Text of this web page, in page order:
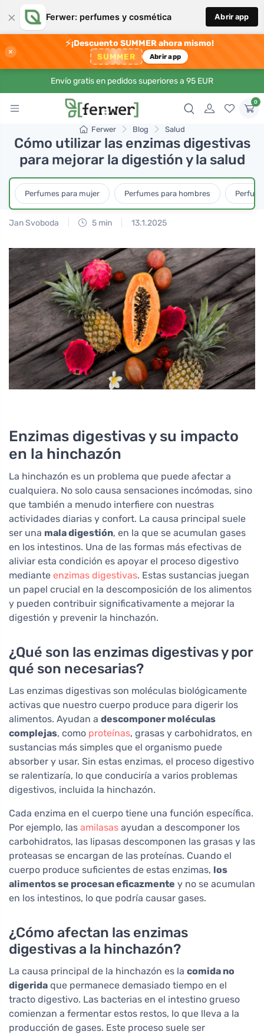
× Ferwer: perfumes y cosmética Abrir app
×
⚡¡Descuento SUMMER ahora mismo!
SUMMER Abrir app
Envío gratis en pedidos superiores a 95 EUR
0
Ferwer Blog Salud
Cómo utilizar las enzimas digestivas
para mejorar la digestión y la salud
Perfumes para mujer Perfumes para hombres
Jan Svoboda 5 min 13.1.2025
Enzimas digestivas y su impacto
en la hinchazón
La hinchazón es un problema que puede afectar a
cualquiera. No solo causa sensaciones incómodas, sino
que también a menudo interfiere con nuestras
actividades diarias y confort. La causa principal suele
ser una mala digestión, en la que se acumulan gases
en los intestinos. Una de las formas más efectivas de
aliviar esta condición es apoyar el proceso digestivo
mediante enzimas digestivas. Estas sustancias juegan
un papel crucial en la descomposición de los alimentos
y pueden contribuir significativamente a mejorar la
digestión y prevenir la hinchazón.
¿Qué son las enzimas digestivas y por
qué son necesarias?
Las enzimas digestivas son moléculas biológicamente
activas que nuestro cuerpo produce para digerir los
alimentos. Ayudan a descomponer moléculas
complejas, como proteínas, grasas y carbohidratos, en
sustancias más simples que el organismo puede
absorber y usar. Sin estas enzimas, el proceso digestivo
se ralentizaría, lo que conduciría a varios problemas
digestivos, incluida la hinchazón.
Cada enzima en el cuerpo tiene una función específica.
Por ejemplo, las amilasas ayudan a descomponer los
carbohidratos, las lipasas descomponen las grasas y las
proteasas se encargan de las proteínas. Cuando el
cuerpo produce suficientes de estas enzimas, los
alimentos se procesan eficazmente y no se acumulan
en los intestinos, lo que podría causar gases.
¿Cómo afectan las enzimas
digestivas a la hinchazón?
La causa principal de la hinchazón es la comida no
digerida que permanece demasiado tiempo en el
tracto digestivo. Las bacterias en el intestino grueso
comienzan a fermentar estos restos, lo que lleva a la
producción de gases. Este proceso suele ser